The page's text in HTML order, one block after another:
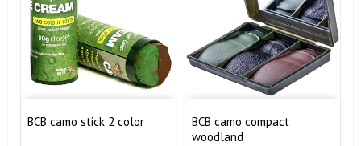
BCB camo stick 2 color
BCB camo compact
woodland